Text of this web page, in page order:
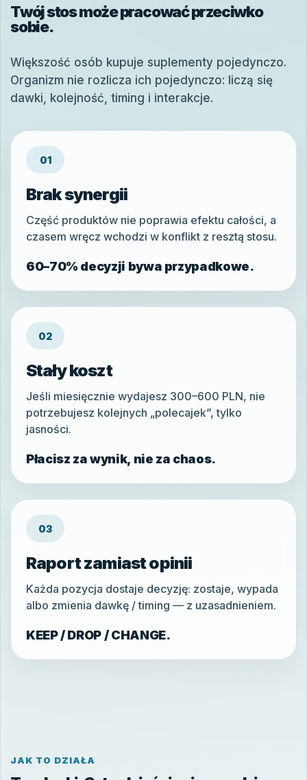
Twój stos może pracować przeciwko
sobie.
Większość osób kupuje suplementy pojedynczo.
Organizm nie rozlicza ich pojedynczo: liczą się
dawki, kolejność, timing i interakcje.
01
Brak synergii
Część produktów nie poprawia efektu całości, a
czasem wręcz wchodzi w konflikt z resztą stosu.
60–70% decyzji bywa przypadkowe.
02
Stały koszt
Jeśli miesięcznie wydajesz 300–600 PLN, nie
potrzebujesz kolejnych „polecajek”, tylko
jasności.
Płacisz za wynik, nie za chaos.
03
Raport zamiast opinii
Każda pozycja dostaje decyzję: zostaje, wypada
albo zmienia dawkę / timing — z uzasadnieniem.
KEEP / DROP / CHANGE.
JAK TO DZIAŁA